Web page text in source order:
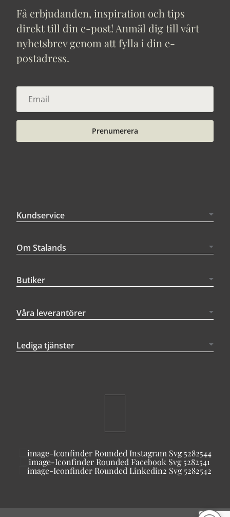
Få erbjudanden, inspiration och tips
direkt till din e-post! Anmäl dig till vårt
nyhetsbrev genom att fylla i din e-
postadress.
Prenumerera
Kundservice
Om Stalands
Butiker
Våra leverantörer
Lediga tjänster